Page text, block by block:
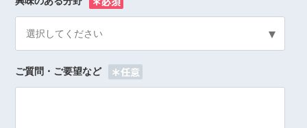
選択してください
ご質問・ご要望など